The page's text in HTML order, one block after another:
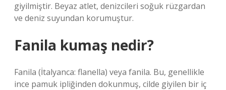
giyilmiştir. Beyaz atlet, denizcileri soğuk rüzgardan
ve deniz suyundan korumuştur.
Fanila kumaş nedir?
Fanila (İtalyanca: flanella) veya fanila. Bu, genellikle
ince pamuk ipliğinden dokunmuş, cilde giyilen bir iç